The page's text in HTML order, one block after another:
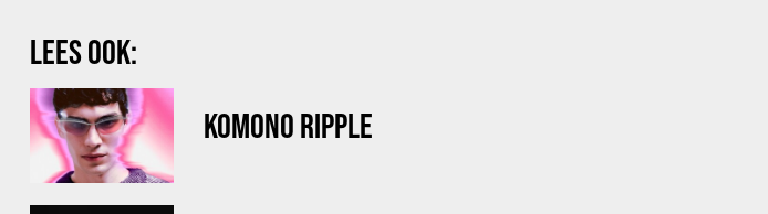
LEES OOK:
KOMONO RIPPLE